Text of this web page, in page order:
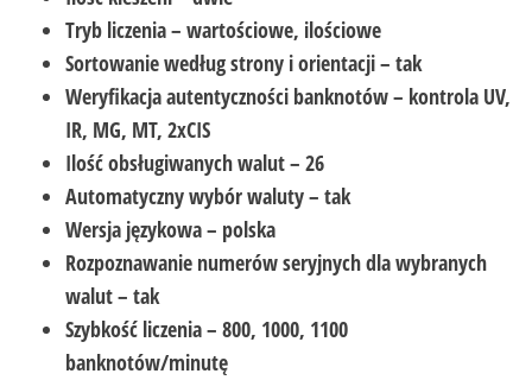
Tryb liczenia – wartościowe, ilościowe
Sortowanie według strony i orientacji – tak
Weryfikacja autentyczności banknotów – kontrola UV,
IR, MG, MT, 2xCIS
Ilość obsługiwanych walut – 26
Automatyczny wybór waluty – tak
Wersja językowa – polska
Rozpoznawanie numerów seryjnych dla wybranych
walut – tak
Szybkość liczenia – 800, 1000, 1100
banknotów/minutę